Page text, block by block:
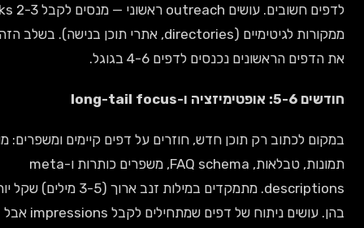
לדפים חשובים. עושים outreach ראשוני — מנסים לקבל 2-3 backlinks
ממקורות לגיטימיים (directories, אתרי תוכן בנישה). בשלב הזה רואים
הראשונים נכנסים לדפים 4-6 בגוגל.
לכתוב רק תוכן חדש, חוזרים על דפים קיימים ומשפרים: מוסיפים
תמונות, טבלאות, FAQ schema, משפרים כותרות ו-meta
descriptions. מתמקדים במילות זנב ארוך (3-5 מילים) שקל יותר לדרג
בהן. עושים ניתוח של דפים שמתחילים לקבל impressions אבל CTR